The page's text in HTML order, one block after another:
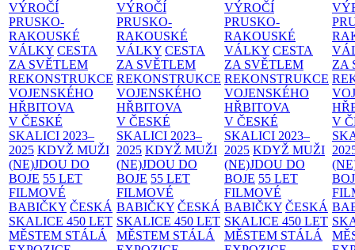
VÝROČÍ
PRUSKO-
RAKOUSKÉ
VÁLKY CESTA
ZA SVĚTLEM
REKONSTRUKCE
VOJENSKÉHO
HŘBITOVA
V ČESKÉ
SKALICI 2023–
2025 KDYŽ MUŽI
(NE)JDOU DO
BOJE 55 LET
FILMOVÉ
BABIČKY ČESKÁ
SKALICE 450 LET
MĚSTEM STÁLÁ
VÝROČÍ
PRUSKO-
RAKOUSKÉ
VÁLKY CESTA
ZA SVĚTLEM
REKONSTRUKCE
VOJENSKÉHO
HŘBITOVA
V ČESKÉ
SKALICI 2023–
2025 KDYŽ MUŽI
(NE)JDOU DO
BOJE 55 LET
FILMOVÉ
BABIČKY ČESKÁ
SKALICE 450 LET
MĚSTEM STÁLÁ
VÝROČÍ
PRUSKO-
RAKOUSKÉ
VÁLKY CESTA
ZA SVĚTLEM
REKONSTRUKCE
VOJENSKÉHO
HŘBITOVA
V ČESKÉ
SKALICI 2023–
2025 KDYŽ MUŽI
(NE)JDOU DO
BOJE 55 LET
FILMOVÉ
BABIČKY ČESKÁ
SKALICE 450 LET
MĚSTEM STÁLÁ
ZA
V